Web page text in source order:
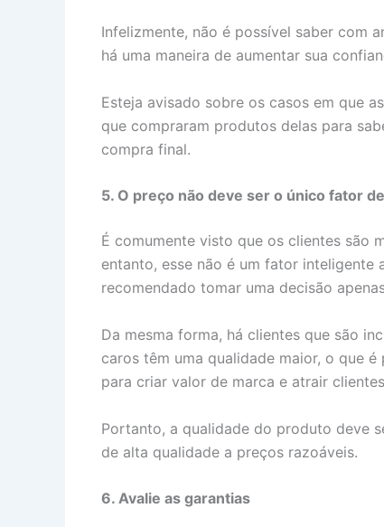
Infelizmente, não é possível saber com
há uma maneira de aumentar sua
Esteja avisado sobre os casos em que
que compraram produtos delas para
compra final.
5. O preço não deve ser o único fator
É comumente visto que os clientes são
entanto, esse não é um fator
recomendado tomar uma decisão
Da mesma forma, há clientes que são
caros têm uma qualidade maior, o que
para criar valor de marca e atrair
Portanto, a qualidade do produto deve
de alta qualidade a preços razoáveis.
6. Avalie as garantias